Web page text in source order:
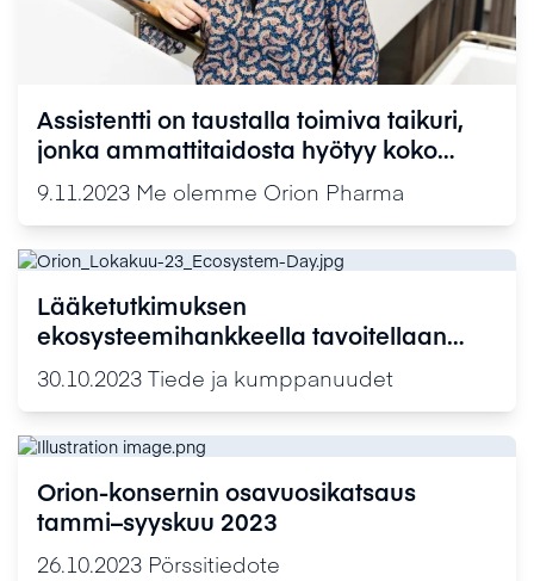
Assistentti on taustalla toimiva taikuri,
jonka ammattitaidosta hyötyy koko
organisaatio
9.11.2023 Me olemme Orion Pharma
Lääketutkimuksen
ekosysteemihankkeella tavoitellaan
lääkekehityksen aikaharppausta ja
mittavia säästöjä
30.10.2023 Tiede ja kumppanuudet
Orion-konsernin osavuosikatsaus
tammi–syyskuu 2023
26.10.2023 Pörssitiedote